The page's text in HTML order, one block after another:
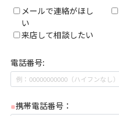
メールで連絡がほし
い
来店して相談したい
電話番号:
※携帯電話番号：